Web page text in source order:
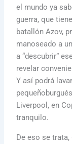
el mundo ya
guerra, que
batallón Azov,
manoseado a
a “descubrir”
revelar
Y así podrá
Liverpool, en
tranquilo.
De eso se